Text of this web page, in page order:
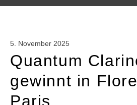
5. November 2025
Quantum
gewinnt in
Paris